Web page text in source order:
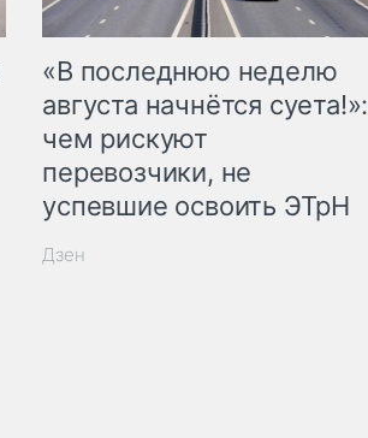
«В последнюю неделю
августа начнётся суета!»:
чем рискуют
перевозчики, не
успевшие освоить ЭТрН
Дзен